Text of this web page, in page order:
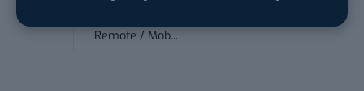
Remote / Mob...